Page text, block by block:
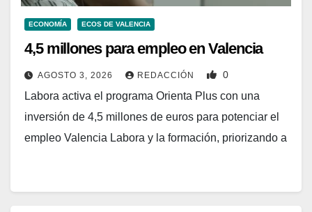
ECONOMÍA ECOS DE VALENCIA
4,5 millones para empleo en Valencia
AGOSTO 3, 2026 REDACCIÓN 0
Labora activa el programa Orienta Plus con una
inversión de 4,5 millones de euros para potenciar el
empleo Valencia Labora y la formación, priorizando a